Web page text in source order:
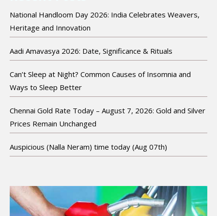
National Handloom Day 2026: India Celebrates Weavers,
Heritage and Innovation
Aadi Amavasya 2026: Date, Significance & Rituals
Can’t Sleep at Night? Common Causes of Insomnia and
Ways to Sleep Better
Chennai Gold Rate Today – August 7, 2026: Gold and Silver
Prices Remain Unchanged
Auspicious (Nalla Neram) time today (Aug 07th)